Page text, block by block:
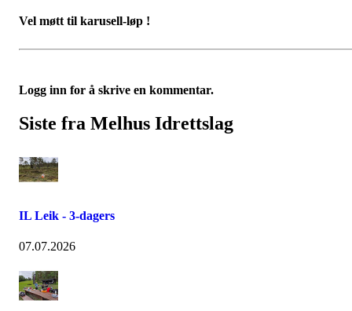
Vel møtt til karusell-løp !
Logg inn for å skrive en kommentar.
Siste fra Melhus Idrettslag
IL Leik - 3-dagers
07.07.2026